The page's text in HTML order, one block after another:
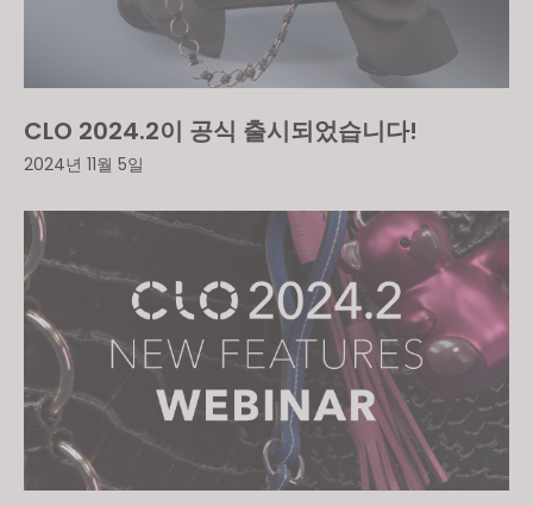
CLO 2024.2이 공식 출시되었습니다!
2024년 11월 5일